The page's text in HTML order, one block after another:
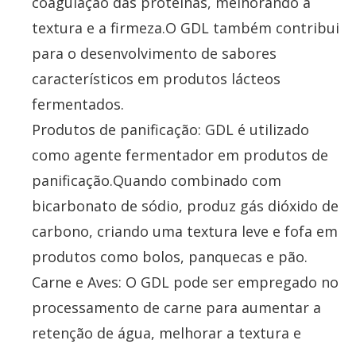
textura e a firmeza.O GDL também contribui
para o desenvolvimento de sabores
característicos em produtos lácteos
fermentados.
Produtos de panificação: GDL é utilizado
como agente fermentador em produtos de
panificação.Quando combinado com
bicarbonato de sódio, produz gás dióxido de
carbono, criando uma textura leve e fofa em
produtos como bolos, panquecas e pão.
Carne e Aves: O GDL pode ser empregado no
processamento de carne para aumentar a
retenção de água, melhorar a textura e